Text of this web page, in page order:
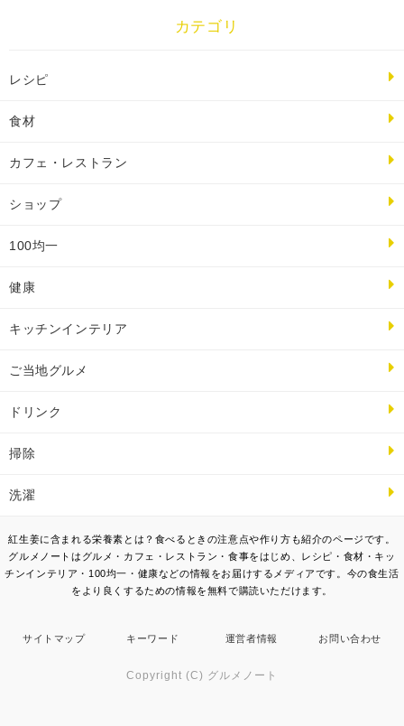
カテゴリ
レシピ
食材
カフェ・レストラン
ショップ
100均一
健康
キッチンインテリア
ご当地グルメ
ドリンク
掃除
洗濯
紅生姜に含まれる栄養素とは？食べるときの注意点や作り方も紹介のページです。
グルメノートはグルメ・カフェ・レストラン・食事をはじめ、レシピ・食材・キッ
チンインテリア・100均一・健康などの情報をお届けするメディアです。今の食生活
をより良くするための情報を無料で購読いただけます。
サイトマップ キーワード 運営者情報 お問い合わせ
Copyright (C) グルメノート